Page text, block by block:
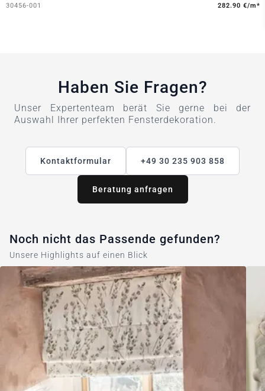
30456-001
282.90 €/m*
Haben Sie Fragen?
Unser Expertenteam berät Sie gerne bei der
Auswahl Ihrer perfekten Fensterdekoration.
Kontaktformular +49 30 235 903 858
Beratung anfragen
Noch nicht das Passende gefunden?
Unsere Highlights auf einen Blick